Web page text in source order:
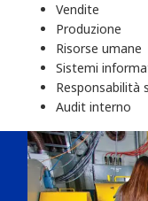
Vendite
Produzione
Risorse umane
Sistemi
Responsabilità
Audit interno